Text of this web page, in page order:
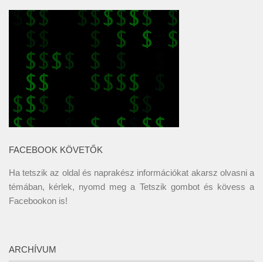
FACEBOOK KÖVETŐK
Ha tetszik az oldal és naprakész információkat akarsz olvasni a
témában, kérlek, nyomd meg a Tetszik gombot és kövess a
Facebookon is!
ARCHÍVUM